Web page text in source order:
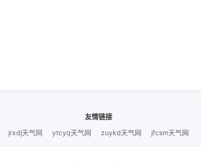
友情链接
jrxdj天气网
ytcyq天气网 zuykd天气网 jfcsm天气网